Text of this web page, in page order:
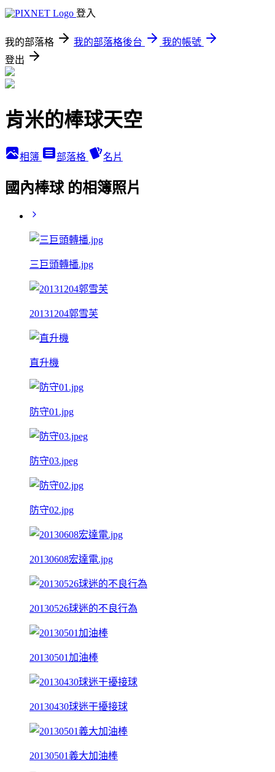
登入
我的部落格 我的部落格後台
我的帳號
登出
肯米的棒球天空
相簿 部落格 名片
國內棒球 的相簿照片
三巨頭轉播.jpg
20131204郭雪芙
直升機
防守01.jpg
防守03.jpeg
防守02.jpg
20130608宏達電.jpg
20130526球迷的不良行為
20130501加油棒
20130430球迷干擾接球
20130501義大加油棒